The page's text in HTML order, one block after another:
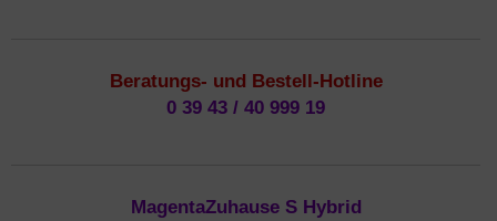
Beratungs- und Bestell-Hotline
0 39 43 / 40 999 19
MagentaZuhause S Hybrid